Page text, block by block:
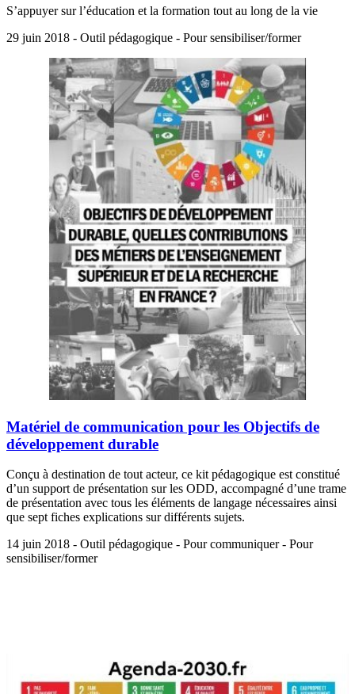
S’appuyer sur l’éducation et la formation tout au long de la vie
29 juin 2018 - Outil pédagogique - Pour sensibiliser/former
Matériel de communication pour les Objectifs de
développement durable
Conçu à destination de tout acteur, ce kit pédagogique est constitué
d’un support de présentation sur les ODD, accompagné d’une trame
de présentation avec tous les éléments de langage nécessaires ainsi
que sept fiches explications sur différents sujets.
14 juin 2018 - Outil pédagogique - Pour communiquer - Pour
sensibiliser/former